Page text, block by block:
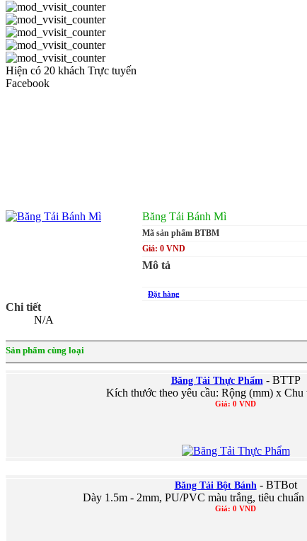
Hiện có 20 khách Trực tuyến
Facebook
Băng Tải Bánh Mì
Mã sản phẩm BTBM
Giá: 0 VND
Mô tả
Đặt hàng
Chi tiết
N/A
Sản phẩm cùng loại
Băng Tải Thực Phẩm - BTTP
Kích thước theo yêu cầu: Rộng (mm) x Chu
Giá: 0 VND
Băng Tải Bột Bánh - BTBot
Dày 1.5m - 2mm, PU/PVC màu trắng, tiêu
Giá: 0 VND